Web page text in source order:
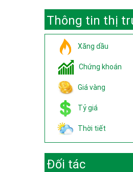
Thông tin thị
Xăng dầu
Chứng khoán
Giá vàng
Tỷ giá
Thời tiết
Đối tác